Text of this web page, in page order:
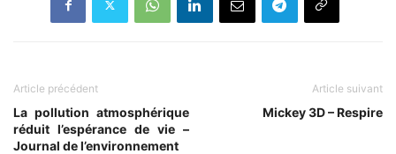
Article précédent
La pollution atmosphérique
réduit l’espérance de vie –
Journal de l’environnement
Article suivant
Mickey 3D – Respire